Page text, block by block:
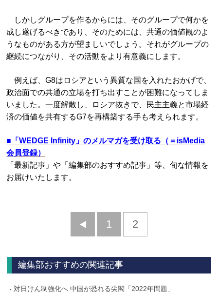
しかしグループを作るからには、そのグループで何かを
成し遂げるべきであり、そのためには、共通の価値観のよ
うなものがある方が望ましいでしょう。それがグループの
継続につながり、その活動をより有意義にします。
例えば、G8はロシアという異質な国を入れたおかげで、
政治面での共通の立場を打ち出すことが困難になってしま
いました。一度解散し、ロシア抜きで、民主主義と市場経
済の価値を共有するG7を再構築する手も考えられます。
■ 「WEDGE Infinity」のメルマガを受け取る（＝isMedia
会員登録）
「最新記事」や「編集部のおすすめ記事」等、旬な情報を
お届けいたします。
前
1 2
編集部おすすめの関連記事
対日けん制強化へ 中国が恐れる尖閣「2022年問題」